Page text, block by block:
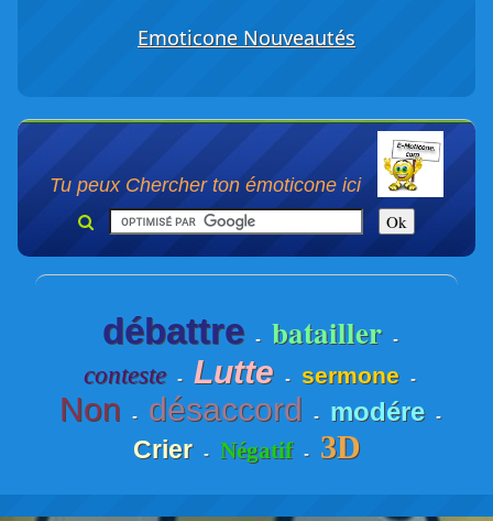
Emoticone Nouveautés
Tu peux Chercher ton émoticone ici
débattre - batailler -
conteste - Lutte - sermone -
Non - désaccord - modére -
Crier - Négatif - 3D